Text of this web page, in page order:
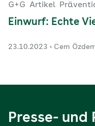
G+G Artikel
Einwurf: Echte
23.10.2023 Cem
Presse-